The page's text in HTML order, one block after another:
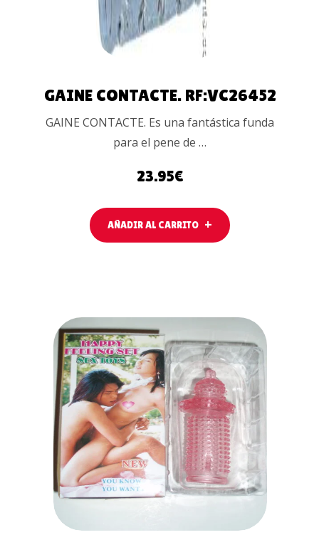
GAINE CONTACTE. RF:VC26452
GAINE CONTACTE. Es una fantástica funda
para el pene de …
23.95€
AÑADIR AL CARRITO
AÑADIR AL
CARRITO